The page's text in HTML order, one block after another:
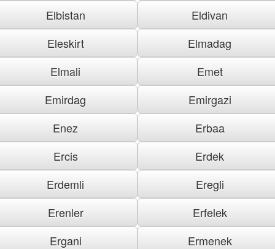
Elbistan
Eldivan
Eleskirt
Elmadag
Elmali
Emet
Emirdag
Emirgazi
Enez
Erbaa
Ercis
Erdek
Erdemli
Eregli
Erenler
Erfelek
Ergani
Ermenek